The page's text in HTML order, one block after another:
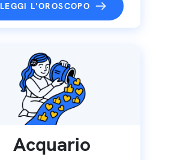
LEGGI L'OROSCOPO
Acquario